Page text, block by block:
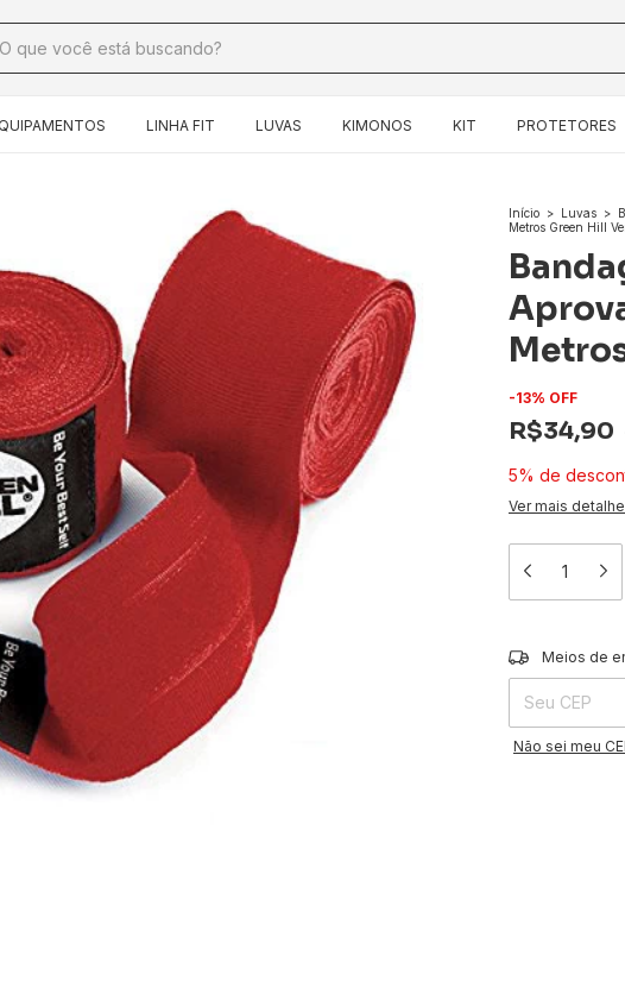
LINHA FIT LUVAS KIMONOS KIT PROTETORES
Início > Luvas >
Metros Green Hill
-13% OFF
R$34,90
5% de
Ver mais
Entregas para o
Meios de
Não sei meu